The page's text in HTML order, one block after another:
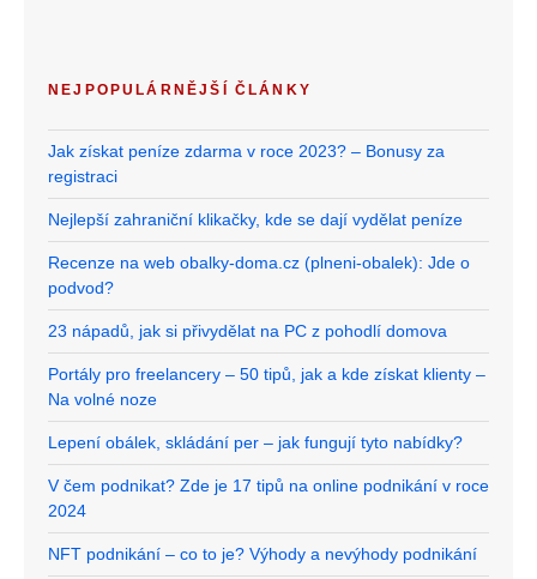
NEJPOPULÁRNĚJŠÍ ČLÁNKY
Jak získat peníze zdarma v roce 2023? – Bonusy za
registraci
Nejlepší zahraniční klikačky, kde se dají vydělat peníze
Recenze na web obalky-doma.cz (plneni-obalek): Jde o
podvod?
23 nápadů, jak si přivydělat na PC z pohodlí domova
Portály pro freelancery – 50 tipů, jak a kde získat klienty –
Na volné noze
Lepení obálek, skládání per – jak fungují tyto nabídky?
V čem podnikat? Zde je 17 tipů na online podnikání v roce
2024
NFT podnikání – co to je? Výhody a nevýhody podnikání